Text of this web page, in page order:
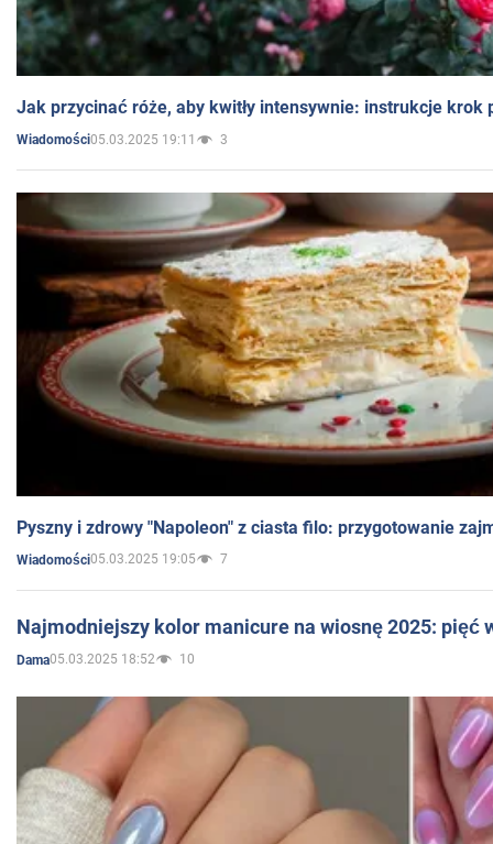
Jak przycinać róże, aby kwitły intensywnie: instrukcje krok
Wiadomości05.03.2025 19:11 3
Pyszny i zdrowy "Napoleon" z ciasta filo: przygotowanie
Wiadomości05.03.2025 19:05 7
Najmodniejszy kolor manicure na wiosnę 2025: pięć
Dama05.03.2025 18:52 10